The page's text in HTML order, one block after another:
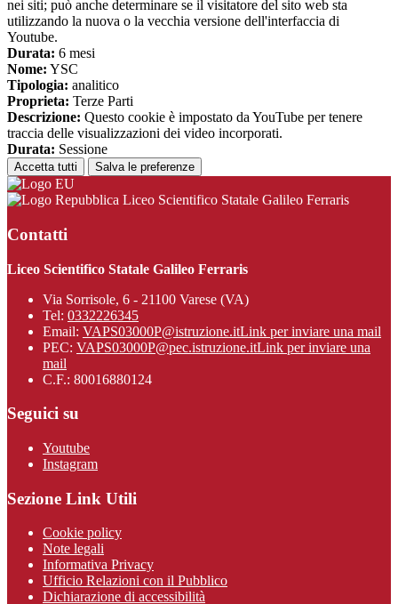
nei siti; può anche determinare se il visitatore del sito web sta
utilizzando la nuova o la vecchia versione dell'interfaccia di
Youtube.
Durata: 6 mesi
Nome: YSC
Tipologia: analitico
Proprieta: Terze Parti
Descrizione: Questo cookie è impostato da YouTube per tenere
traccia delle visualizzazioni dei video incorporati.
Durata: Sessione
Accetta tutti Salva le preferenze
Liceo Scientifico Statale Galileo Ferraris
Contatti
Liceo Scientifico Statale Galileo Ferraris
Via Sorrisole, 6 - 21100 Varese (VA)
Tel: 0332226345
Email: VAPS03000P@istruzione.itLink per inviare una mail
PEC: VAPS03000P@pec.istruzione.itLink per inviare una
mail
C.F.: 80016880124
Seguici su
Youtube
Instagram
Sezione Link Utili
Cookie policy
Note legali
Informativa Privacy
Ufficio Relazioni con il Pubblico
Dichiarazione di accessibilità